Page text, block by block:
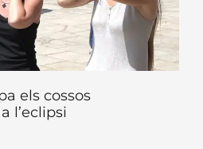
els cossos
l’eclipsi